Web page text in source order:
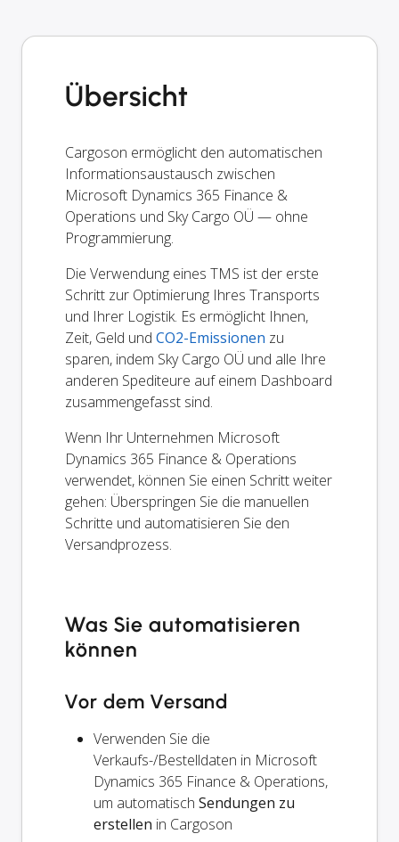
Übersicht
Cargoson ermöglicht den automatischen
Informationsaustausch zwischen
Microsoft Dynamics 365 Finance &
Operations und Sky Cargo OÜ — ohne
Programmierung.
Die Verwendung eines TMS ist der erste
Schritt zur Optimierung Ihres Transports
und Ihrer Logistik. Es ermöglicht Ihnen,
Zeit, Geld und CO2-Emissionen zu
sparen, indem Sky Cargo OÜ und alle Ihre
anderen Spediteure auf einem Dashboard
zusammengefasst sind.
Wenn Ihr Unternehmen Microsoft
Dynamics 365 Finance & Operations
verwendet, können Sie einen Schritt weiter
gehen: Überspringen Sie die manuellen
Schritte und automatisieren Sie den
Versandprozess.
Was Sie automatisieren
können
Vor dem Versand
Verwenden Sie die
Verkaufs-/Bestelldaten in Microsoft
Dynamics 365 Finance & Operations,
um automatisch Sendungen zu
erstellen in Cargoson